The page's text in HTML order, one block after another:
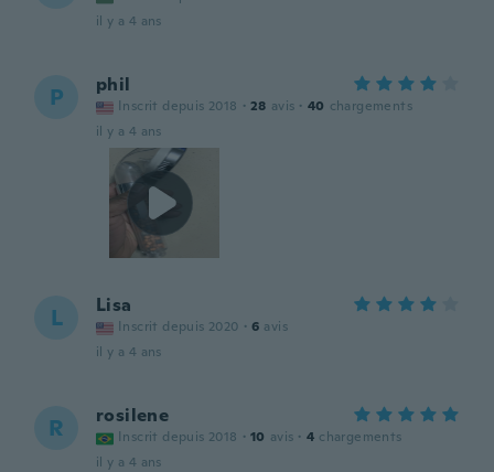
il y a 4 ans
P phil
Inscrit depuis 2018 · 28 avis · 40 chargements
il y a 4 ans
L Lisa
Inscrit depuis 2020 · 6 avis
il y a 4 ans
R rosilene
Inscrit depuis 2018 · 10 avis · 4 chargements
il y a 4 ans